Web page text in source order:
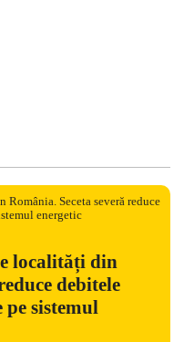
localități din
debitele
sistemul